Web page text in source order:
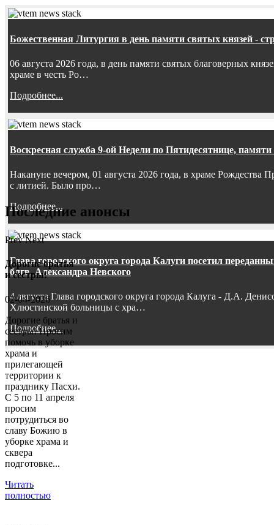
Божественная Литургия в день памяти святых князей -
06 августа 2026 года, в день памяти святых благоверных
храме в честь Ро…
Подробнее...
Воскресная служба 9-ой Недели по Пятидесятнице,
Накануне вечером, 01 августа 2026 года, в храме
с литией. Было про…
Подробнее...
Глава городского округа города Калуги посетил
блгв. Александра Невского
4 августа Глава городского округа города Калуга - Д.А.
Хлюстинской больницы с хра…
Подробнее...
Последние анонсы
Prev Next
Дорогие братья
и сестры!
02-04-2026
Дорогие братья и
сестры! Просим
помочь в уборке
храма и
прилегающей
территории к
празднику Пасхи.
С 5 по 11 апреля
просим
потрудиться во
славу Божию в
уборке храма и
сквера
подготовке...
Читать
полностью